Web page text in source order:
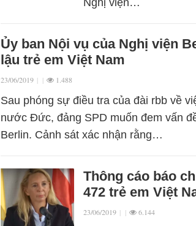
Nghị viện…
Ủy ban Nội vụ của Nghị viện
lậu trẻ em Việt Nam
23/06/2019 | | 1.488
Sau phóng sự điều tra của đài rbb về
nước Đức, đảng SPD muốn đem vấn
Berlin. Cảnh sát xác nhận rằng…
Thông cáo báo
472 trẻ em Việt
23/06/2019 | | 6.144